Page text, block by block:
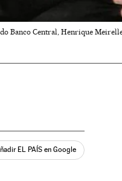
Central, Henrique
EL PAÍS en Google